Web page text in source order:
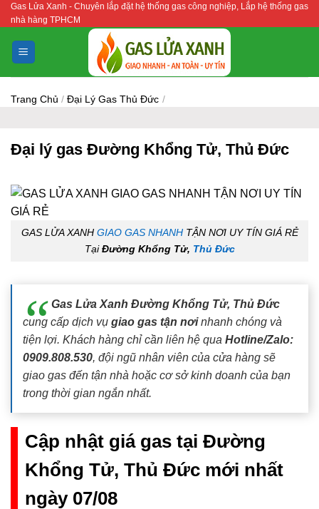
Bỏ
qua
nội
dung
Gas Lửa Xanh - Chuyên lắp đặt hệ thống gas công nghiệp, Lắp hệ thống gas
nhà hàng TPHCM
Trang Chủ / Đại Lý Gas Thủ Đức /
Đại lý gas Đường Khổng Tử, Thủ Đức
GAS LỬA XANH GIAO GAS NHANHTẬN NƠI UY TÍN GIÁ RẺ
TạiĐường Khổng Tử, Thủ Đức
Gas Lửa Xanh Đường Khổng Tử, Thủ Đức
cung cấp dịch vụ giao gas tận nơinhanh chóng và
tiện lợi. Khách hàng chỉ cần liên hệ qua Hotline/Zalo:
0909.808.530, đội ngũ nhân viên của cửa hàng sẽ
giao gas đến tận nhà hoặc cơ sở kinh doanh của bạn
trong thời gian ngắn nhất.
Cập nhật giá gas tại Đường
Khổng Tử, Thủ Đức mới nhất
ngày 07/08